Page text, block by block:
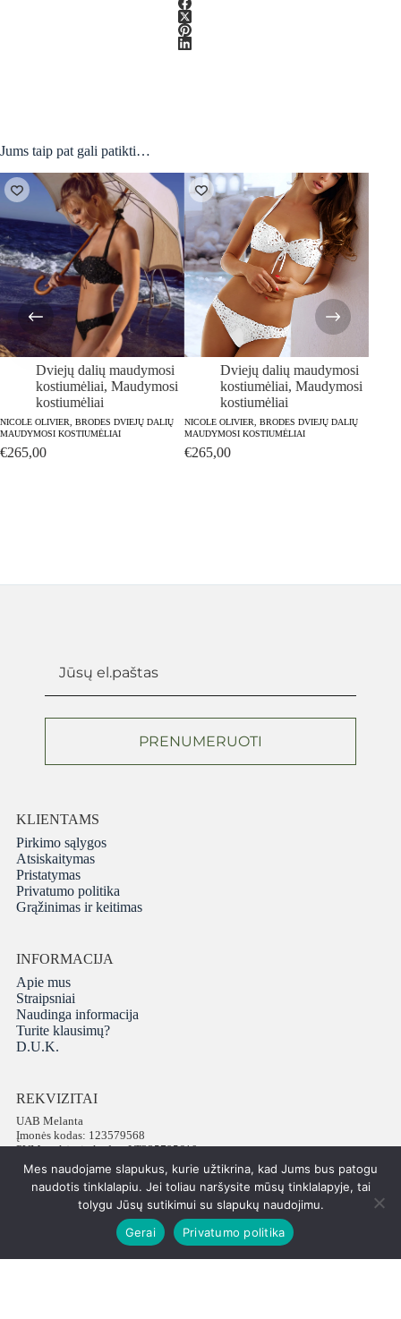
Jums taip pat gali patikti…
Dviejų dalių maudymosi
kostiumėliai, Maudymosi
kostiumėliai
NICOLE OLIVIER, BRODES DVIEJŲ DALIŲ
MAUDYMOSI KOSTIUMĖLIAI
€265,00
Dviejų dalių maudymosi
kostiumėliai,Maudymosi
kostiumėliai
NICOLE OLIVIER, BRODES DVIEJŲ DALIŲ
MAUDYMOSI KOSTIUMĖLIAI
€265,00
PRENUMERUOTI
KLIENTAMS
Pirkimo sąlygos
Atsiskaitymas
Pristatymas
Privatumo politika
Grąžinimas ir keitimas
INFORMACIJA
Apie mus
Straipsniai
Naudinga informacija
Turite klausimų?
D.U.K.
REKVIZITAI
UAB Melanta
Įmonės kodas: 123579568
PVM mokėtojo kodas: LT235795610
Adresas: Vokiečių g. 16, LT-01130 Vilnius
Telefonas: +37065672540
Visos teisės saugomos © 2026 PatiPati
Mes naudojame slapukus, kurie užtikrina, kad Jums bus patogu
naudotis tinklalapiu. Jei toliau naršysite mūsų tinklalapyje, tai
tolygu Jūsų sutikimui su slapukų naudojimu.
Gerai
Privatumo politika